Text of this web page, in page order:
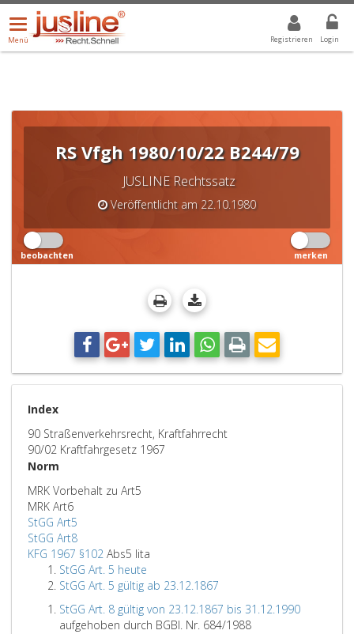
Registrieren Login
Menü
öffnen/schließen
Menü
ALLE DROPDOWN: GEWÄHLTER WERT IST ALLE
RS Vfgh 1980/10/22 B244/79
JUSLINE Rechtssatz
Veröffentlicht am 22.10.1980
beobachten merken
Index
90 Straßenverkehrsrecht, Kraftfahrrecht
90/02 Kraftfahrgesetz 1967
Norm
MRK Vorbehalt zu Art5
MRK Art6
StGG Art5
StGG Art8
KFG 1967 §102 Abs5 lita
StGG Art. 5 heute
StGG Art. 5 gültig ab 23.12.1867
StGG Art. 8 gültig von 23.12.1867 bis 31.12.1990
aufgehoben durch BGBl. Nr. 684/1988